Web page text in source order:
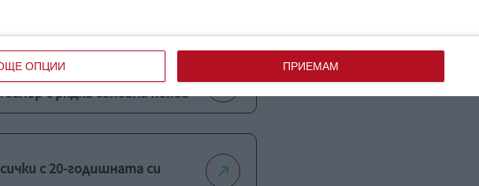
ОПЦИИ ПРИЕМАМ
с рядка семейна поява
с 20-годишната си